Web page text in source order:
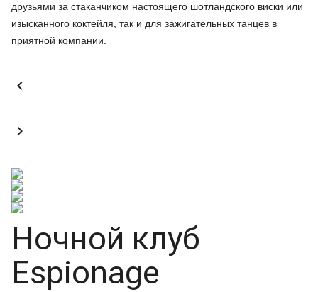
друзьями за стаканчиком настоящего шотландского виски или
изысканного коктейля, так и для зажигательных танцев в
приятной компании.


Ночной клуб
Espionage